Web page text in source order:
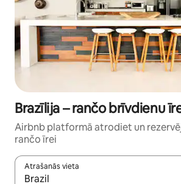
Brazīlija – rančo brīvdienu
Airbnb platformā atrodiet un
rančo īrei
Atrašanās vieta
Kad rezultāti kļūs pieejami, izmantojiet